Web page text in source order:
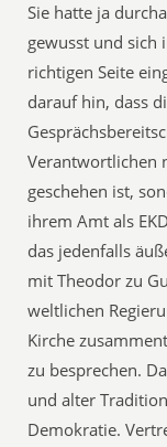
Sie hatte ja
gewusst und sich
richtigen Seite
darauf hin, dass
Verantwortlichen
geschehen ist,
ihrem Amt als
das jedenfalls
mit Theodor zu
weltlichen
Kirche
zu besprechen.
und alter
Demokratie.